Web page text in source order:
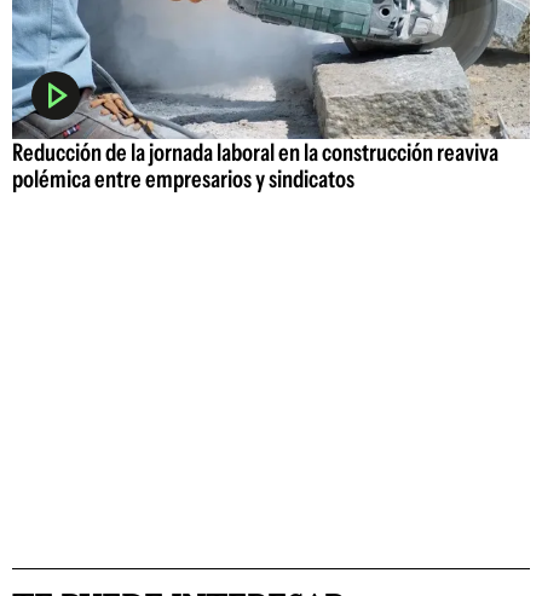
Reducción de la jornada laboral en la construcción reaviva
polémica entre empresarios y sindicatos